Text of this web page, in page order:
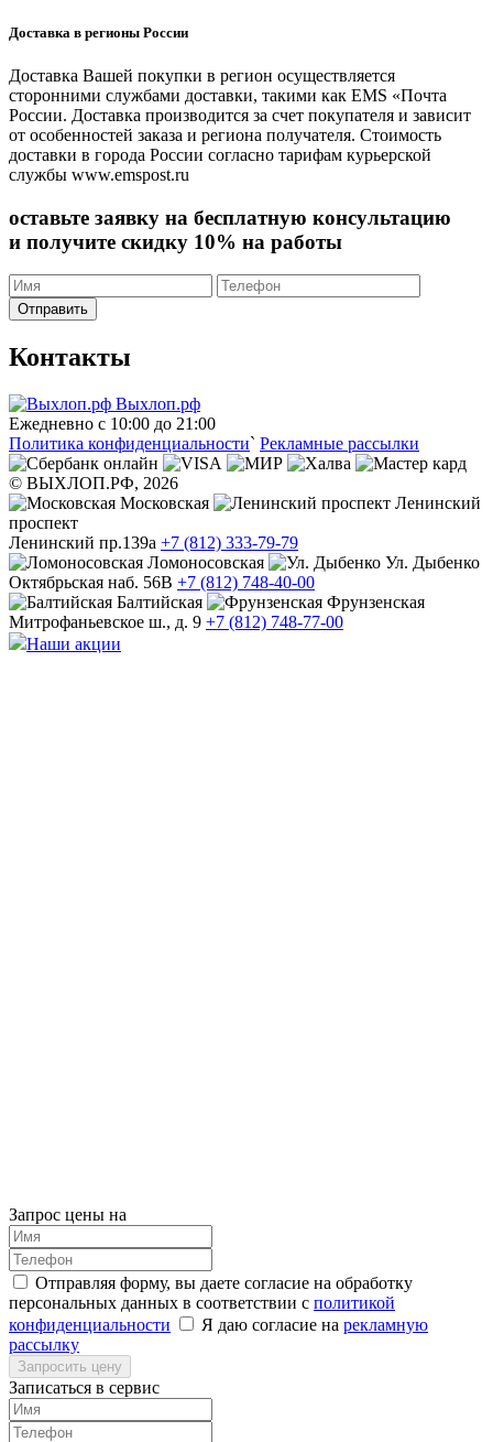
Доставка в регионы России
Доставка Вашей покупки в регион осуществляется
сторонними службами доставки, такими как EMS «Почта
России. Доставка производится за счет покупателя и зависит
от особенностей заказа и региона получателя. Стоимость
доставки в города России согласно тарифам курьерской
службы www.emspost.ru
оставьте заявку на бесплатную консультацию
и получите скидку 10% на работы
Отправить
Контакты
Выхлоп.рф
Ежедневно с 10:00 до 21:00
Политика конфиденциальности` Рекламные рассылки
© ВЫХЛОП.РФ, 2026
Московская
Ленинский
проспект
Ленинский пр.139а +7 (812) 333-79-79
Ломоносовская
Ул. Дыбенко
Октябрьская наб. 56В +7 (812) 748-40-00
Балтийская
Фрунзенская
Митрофаньевское ш., д. 9 +7 (812) 748-77-00
Наши акции
Запрос цены на
Отправляя форму, вы даете согласие на обработку
персональных данных в соответствии с политикой
конфиденциальности
Я даю согласие на рекламную
рассылку
Запросить цену
Записаться в сервис